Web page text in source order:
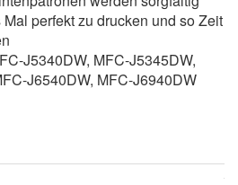
perfekt zu drucken und so Zeit
J5340DW, MFC-J5345DW,
J6540DW, MFC-J6940DW